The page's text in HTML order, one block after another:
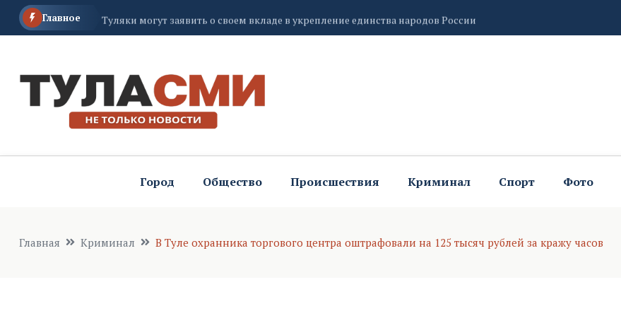
Главное Туляки могут заявить о своем вкладе в укрепление единства народов России
Город Общество Происшествия Криминал Спорт Фото
Главная Криминал В Туле охранника торгового центра оштрафовали на 125 тысяч рублей за кражу часов